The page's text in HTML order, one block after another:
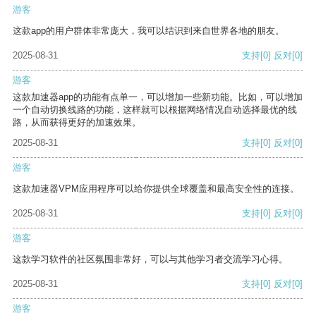
游客
这款app的用户群体非常庞大，我可以结识到来自世界各地的朋友。
2025-08-31 支持[0] 反对[0]
游客
这款加速器app的功能有点单一，可以增加一些新功能。比如，可以增加
一个自动切换线路的功能，这样就可以根据网络情况自动选择最优的线
路，从而获得更好的加速效果。
2025-08-31
支持[0] 反对[0]
游客
这款加速器VPM应用程序可以给你提供全球覆盖和最高安全性的连接。
2025-08-31 支持[0] 反对[0]
游客
这款学习软件的社区氛围非常好，可以与其他学习者交流学习心得。
2025-08-31 支持[0] 反对[0]
游客